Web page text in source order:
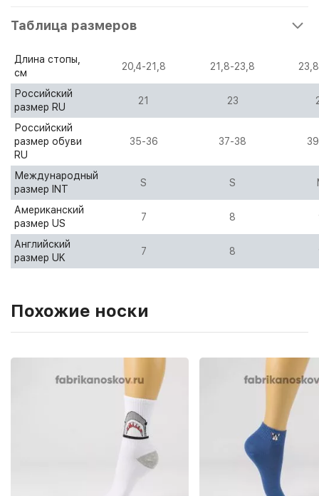
Таблица размеров
Длина стопы,
см
20,4-21,8 21,8-23,8
Российский
размер RU
21 23
Российский
размер обуви
RU
35-36 37-38
Международный
размер INT
S S
Американский
размер US
7 8
Английский
размер UK
7 8
Похожие носки